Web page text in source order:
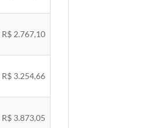
R$ 2.767,10
R$ 3.254,66
R$ 3.873,05